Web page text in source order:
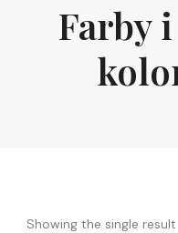
Farby
Showing the single result